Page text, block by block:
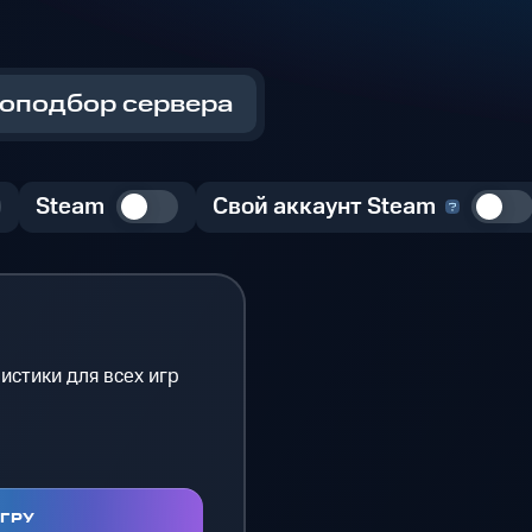
сервера
Steam Свой аккаунт Steam
для всех игр